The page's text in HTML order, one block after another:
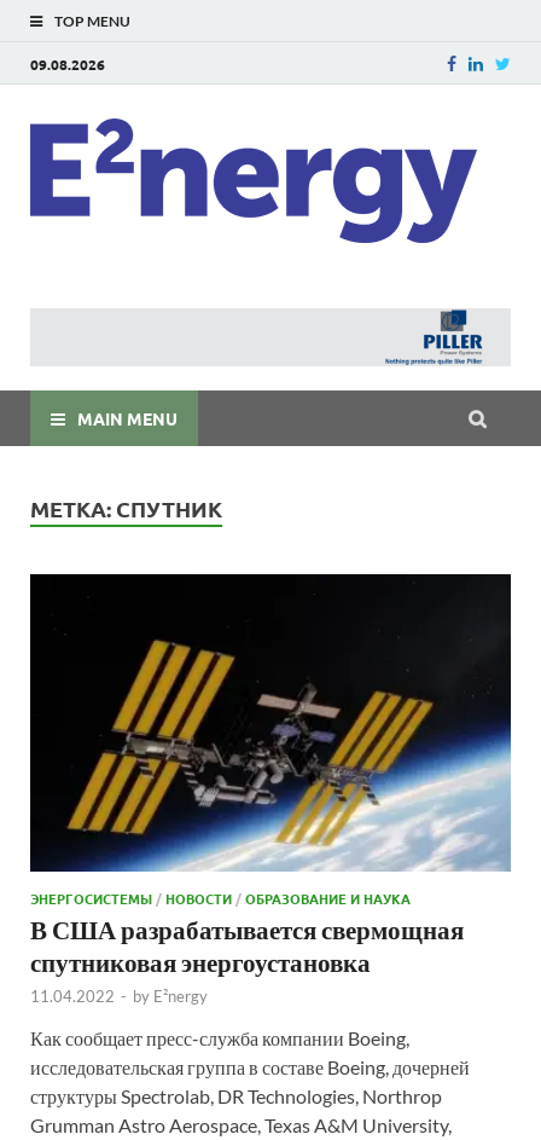
TOP MENU
09.08.2026
MAIN MENU
МЕТКА: СПУТНИК
ЭНЕРГОСИСТЕМЫ /НОВОСТИ /ОБРАЗОВАНИЕ И НАУКА
В США разрабатывается свермощная
спутниковая энергоустановка
11.04.2022 - by E²nergy
Как сообщает пресс-служба компании Boeing,
исследовательская группа в составе Boeing, дочерней
структуры Spectrolab, DR Technologies, Northrop
Grumman Astro Aerospace, Texas A&M University,